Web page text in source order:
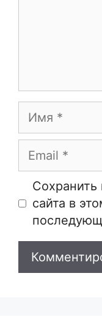
Имя
Email
Сайт
сайта в